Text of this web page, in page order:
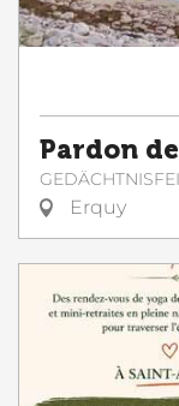
Pardon
Erquy